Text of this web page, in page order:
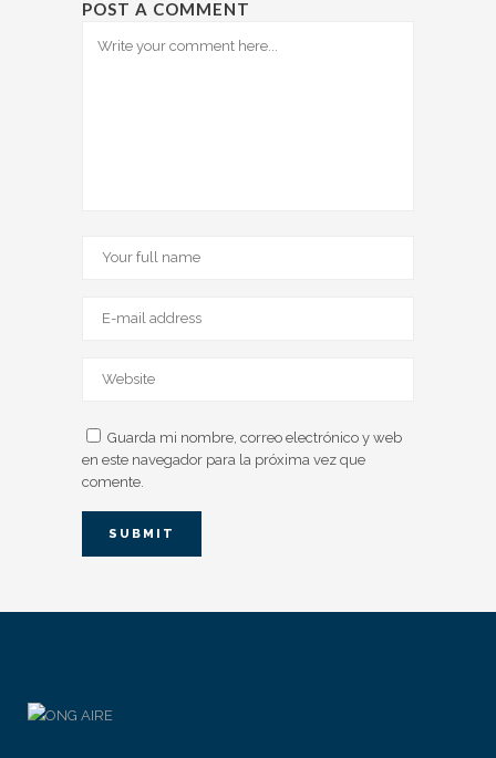
POST A COMMENT
Guarda mi nombre, correo electrónico y web
en este navegador para la próxima vez que
comente.